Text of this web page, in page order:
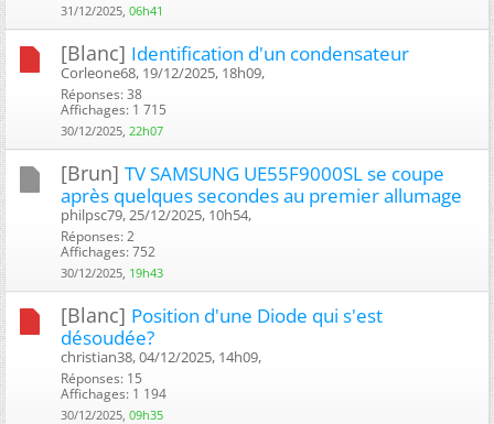
31/12/2025, 06h41
[Blanc] Identification d'un condensateur
Corleone68, 19/12/2025, 18h09, ‎
Réponses: 38
Affichages: 1 715
30/12/2025, 22h07
[Brun] TV SAMSUNG UE55F9000SL se coupe
après quelques secondes au premier allumage
philpsc79, 25/12/2025, 10h54, ‎
Réponses: 2
Affichages: 752
30/12/2025, 19h43
[Blanc] Position d'une Diode qui s'est
désoudée?
christian38, 04/12/2025, 14h09, ‎
Réponses: 15
Affichages: 1 194
30/12/2025, 09h35